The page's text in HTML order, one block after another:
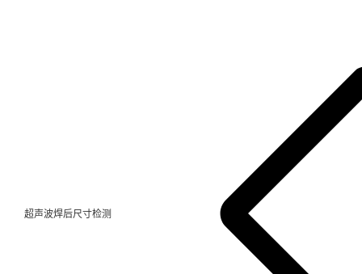
超声波焊后尺寸检测